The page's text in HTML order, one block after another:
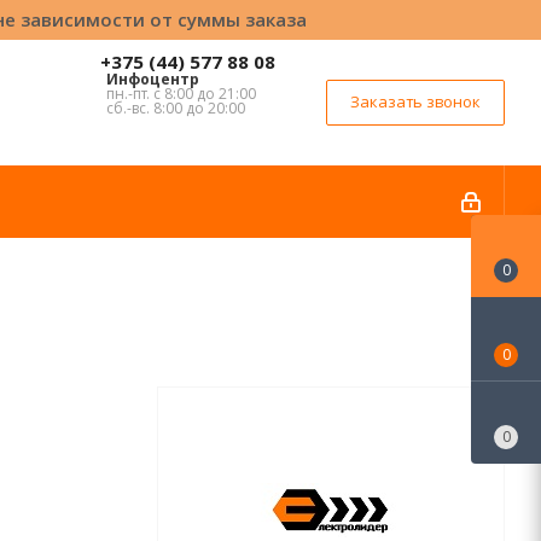
зависимости от суммы заказа
+375 (44) 577 88 08
Инфоцентр
пн.-пт. с 8:00 до 21:00
сб.-вс. 8:00 до 20:00 Заказать звонок
0
0
0